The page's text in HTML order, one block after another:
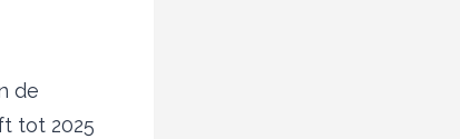
de
tot 2025